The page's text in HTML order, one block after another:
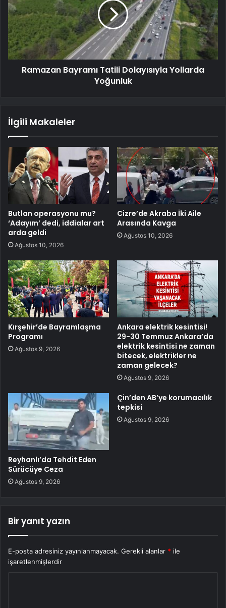
Ramazan Bayramı Tatili Dolayısıyla Yollarda
Yoğunluk
İlgili Makaleler
Butlan operasyonu mu?
‘Adayım’ dedi, iddialar art
arda geldi
Ağustos 10, 2026
Cizre’de Akraba İki Aile
Arasında Kavga
Ağustos 10, 2026
Kırşehir’de Bayramlaşma
Programı
Ağustos 9, 2026
Ankara elektrik kesintisi!
29-30 Temmuz Ankara’da
elektrik kesintisi ne zaman
bitecek, elektrikler ne
zaman gelecek?
Ağustos 9, 2026
Reyhanlı’da Tehdit Eden
Sürücüye Ceza
Ağustos 9, 2026
Çin’den AB’ye korumacılık
tepkisi
Ağustos 9, 2026
Bir yanıt yazın
E-posta adresiniz yayınlanmayacak. Gerekli alanlar * ile
işaretlenmişlerdir